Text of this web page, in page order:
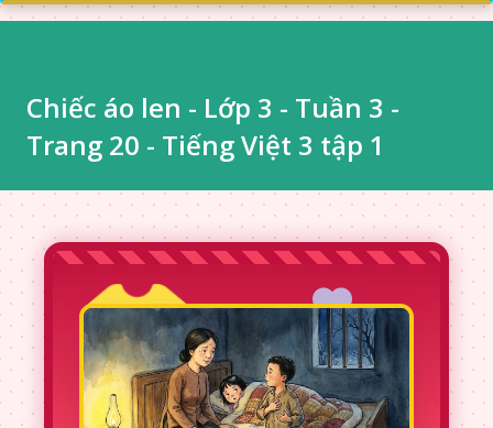
Chiếc áo len - Lớp 3 - Tuần 3 -
Trang 20 - Tiếng Việt 3 tập 1